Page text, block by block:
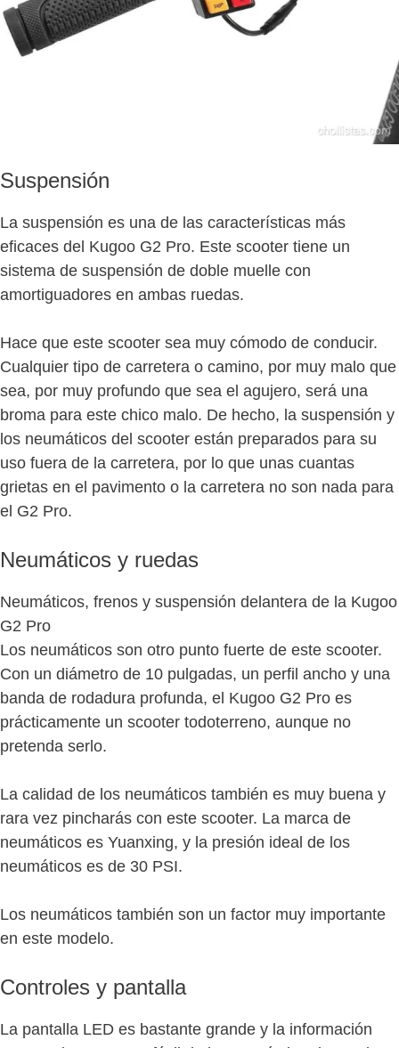
Suspensión
La suspensión es una de las características más
eficaces del Kugoo G2 Pro. Este scooter tiene un
sistema de suspensión de doble muelle con
amortiguadores en ambas ruedas.
Hace que este scooter sea muy cómodo de conducir.
Cualquier tipo de carretera o camino, por muy malo que
sea, por muy profundo que sea el agujero, será una
broma para este chico malo. De hecho, la suspensión y
los neumáticos del scooter están preparados para su
uso fuera de la carretera, por lo que unas cuantas
grietas en el pavimento o la carretera no son nada para
el G2 Pro.
Neumáticos y ruedas
Neumáticos, frenos y suspensión delantera de la Kugoo
G2 Pro
Los neumáticos son otro punto fuerte de este scooter.
Con un diámetro de 10 pulgadas, un perfil ancho y una
banda de rodadura profunda, el Kugoo G2 Pro es
prácticamente un scooter todoterreno, aunque no
pretenda serlo.
La calidad de los neumáticos también es muy buena y
rara vez pincharás con este scooter. La marca de
neumáticos es Yuanxing, y la presión ideal de los
neumáticos es de 30 PSI.
Los neumáticos también son un factor muy importante
en este modelo.
Controles y pantalla
La pantalla LED es bastante grande y la información